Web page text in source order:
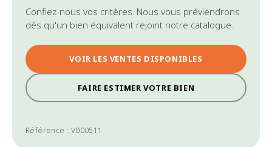
Confiez-nous vos critères. Nous vous préviendrons
dès qu'un bien équivalent rejoint notre catalogue.
VOIR LES VENTES DISPONIBLES
FAIRE ESTIMER VOTRE BIEN
Référence : V000511